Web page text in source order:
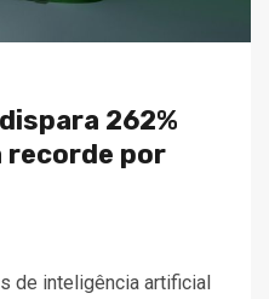
262%
recorde por
de inteligência artificial